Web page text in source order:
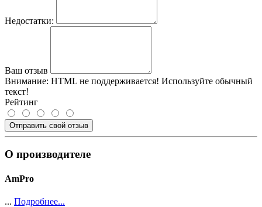
Недостатки:
Ваш отзыв
Внимание: HTML не поддерживается! Используйте обычный
текст!
Рейтинг
Отправить свой отзыв
О производителе
AmPro
... Подробнее...